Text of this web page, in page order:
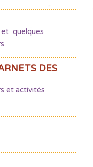
quelques
DES
et activités